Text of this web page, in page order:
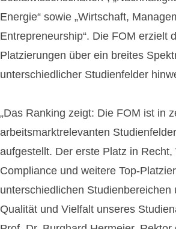
Energie“ sowie „Wirtschaft,
Entrepreneurship“. Die FOM erzielt
Platzierungen über ein breites
unterschiedlicher Studienfelder
„Das Ranking zeigt: Die FOM ist in
arbeitsmarktrelevanten
aufgestellt. Der erste Platz in
Compliance und weitere Top-
unterschiedlichen Studienbereichen
Qualität und Vielfalt unseres